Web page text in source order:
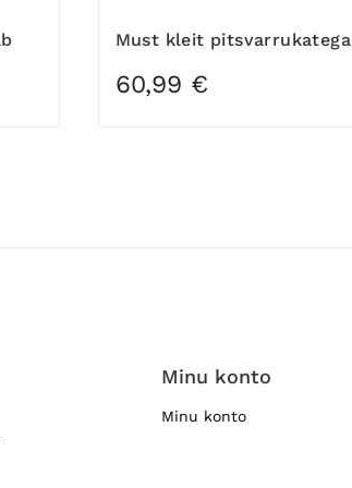
Must kleit pitsvarrukatega
60,99 €
Minu konto
Minu konto